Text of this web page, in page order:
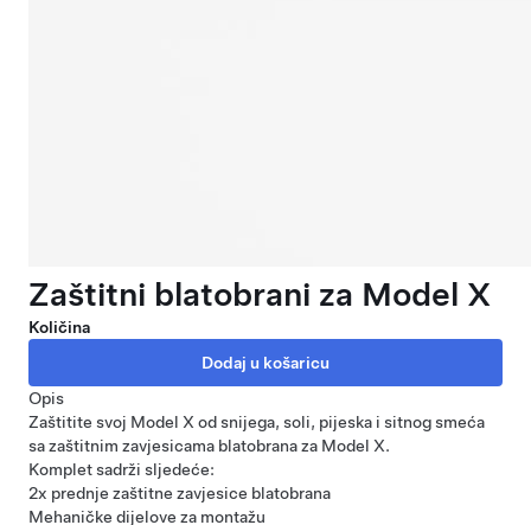
Zaštitni blatobrani za Model X
Količina
Opis
Zaštitite svoj Model X od snijega, soli, pijeska i sitnog smeća
sa zaštitnim zavjesicama blatobrana za Model X.
Komplet sadrži sljedeće:
2x prednje zaštitne zavjesice blatobrana
Mehaničke dijelove za montažu